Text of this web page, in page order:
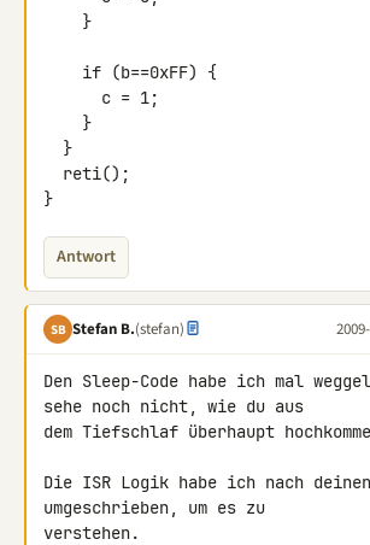
}
Antwort
SB Stefan B.(stefan)
Den Sleep-Code habe ich mal
sehe noch nicht, wie du aus
dem Tiefschlaf überhaupt
Die ISR Logik habe ich nach deinen
umgeschrieben, um es zu
verstehen.